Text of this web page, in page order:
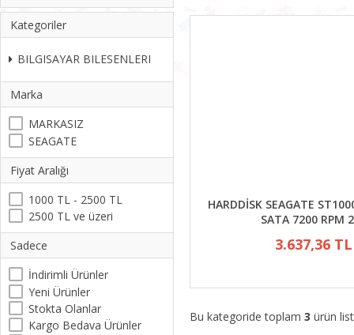
Kategoriler
BILGISAYAR BILESENLERI
Marka
MARKASIZ
SEAGATE
Fiyat Aralığı
1000 TL - 2500 TL
2500 TL ve üzeri
Sadece
İndirimli Ürünler
Yeni Ürünler
Stokta Olanlar
Kargo Bedava Ürünler
HARDDİSK SEAGATE
SATA 7200 RPM
3.637,36 TL
Bu kategoride toplam 3 ürün